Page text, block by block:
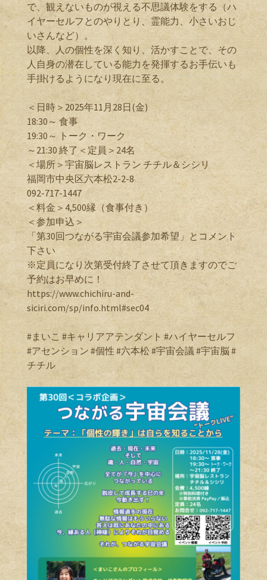
で、観えないものが視える不思議体験をする（ハ
イヤーセルフとのやりとり、霊能力、小さいおじ
いさんなど）。
以降、人の個性を深く知り、活かすことで、その
人自身の潜在している能力を発揮するお手伝いも
手掛けるようになり現在に至る。
＜日時＞2025年11月28日(金)
18:30～ 食事
19:30～ トーク・ワーク
～21:30 終了＜定員＞24名
＜場所＞宇宙脳レストラン チチル＆シシリ
福岡市中央区六本松2-2-8
092-717-1447
＜料金＞4,500縁（食事付き）
＜参加申込＞
「第30回つながる宇宙会議参加希望」とコメント
下さい
※定員になり次第受付終了させて頂きますのでご
予約はお早めに！
https://www.chichiru-and-
siciri.com/sp/info.html#sec04
#まいこ #キャリアアテンダント #ハイヤーセルフ
#アセンション #個性 #六本松 #宇宙会議 #宇宙脳 #
チチル